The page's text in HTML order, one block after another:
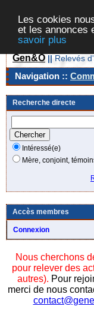
Les cookies
et les annonces
savoir plus
Gen&O || Relevés
Navigation ::
Recherche directe
Intéressé(e)
Mère, conjoint,
Accès membres
Connexion
Nous cherchons
pour relever des
autres). Pour
merci de nous